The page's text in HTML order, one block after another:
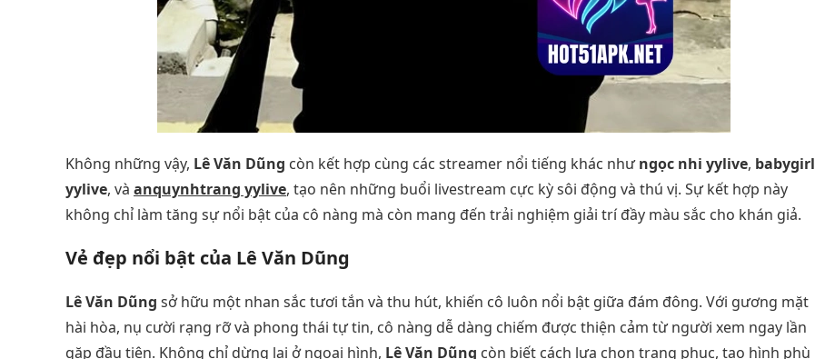
Không những vậy, Lê Văn Dũng còn kết hợp cùng các streamer nổi tiếng khác nhưngọc nhi yylive, babygirl
yylive, và anquynhtrang yylive, tạo nên những buổi livestream cực kỳ sôi động và thú vị. Sự kết hợp này
không chỉ làm tăng sự nổi bật của cô nàng mà còn mang đến trải nghiệm giải trí đầy màu sắc cho khán giả.
Vẻ đẹp nổi bật của Lê Văn Dũng
Lê Văn Dũng sở hữu một nhan sắc tươi tắn và thu hút, khiến cô luôn nổi bật giữa đám đông. Với gương mặt
hài hòa, nụ cười rạng rỡ và phong thái tự tin, cô nàng dễ dàng chiếm được thiện cảm từ người xem ngay lần
gặp đầu tiên. Không chỉ dừng lại ở ngoại hình, Lê Văn Dũng còn biết cách lựa chọn trang phục, tạo hình phù